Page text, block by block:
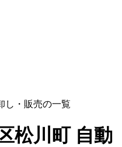
し・販売の一覧
松川町 自動